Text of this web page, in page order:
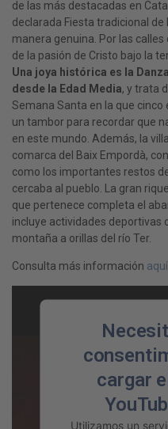
de las más destacadas en
declarada Fiesta tradicional de
manera genuina. Por las
de la pasión de Cristo bajo la
Una joya histórica es la
desde la Edad Media, y trata
Semana Santa en la que
un tambor para recordar que
en este mundo. Además, la
comarca del Baix Empordà,
como los importantes restos
cercaba al pueblo. La gran
que pertenece completa el
incluye actividades deportivas
montaña a orillas del río Ter.
Consulta más información aquí
cargar
Utilizamos un